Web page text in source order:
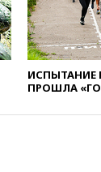
ИСПЫТАНИЕ
ПРОШЛА